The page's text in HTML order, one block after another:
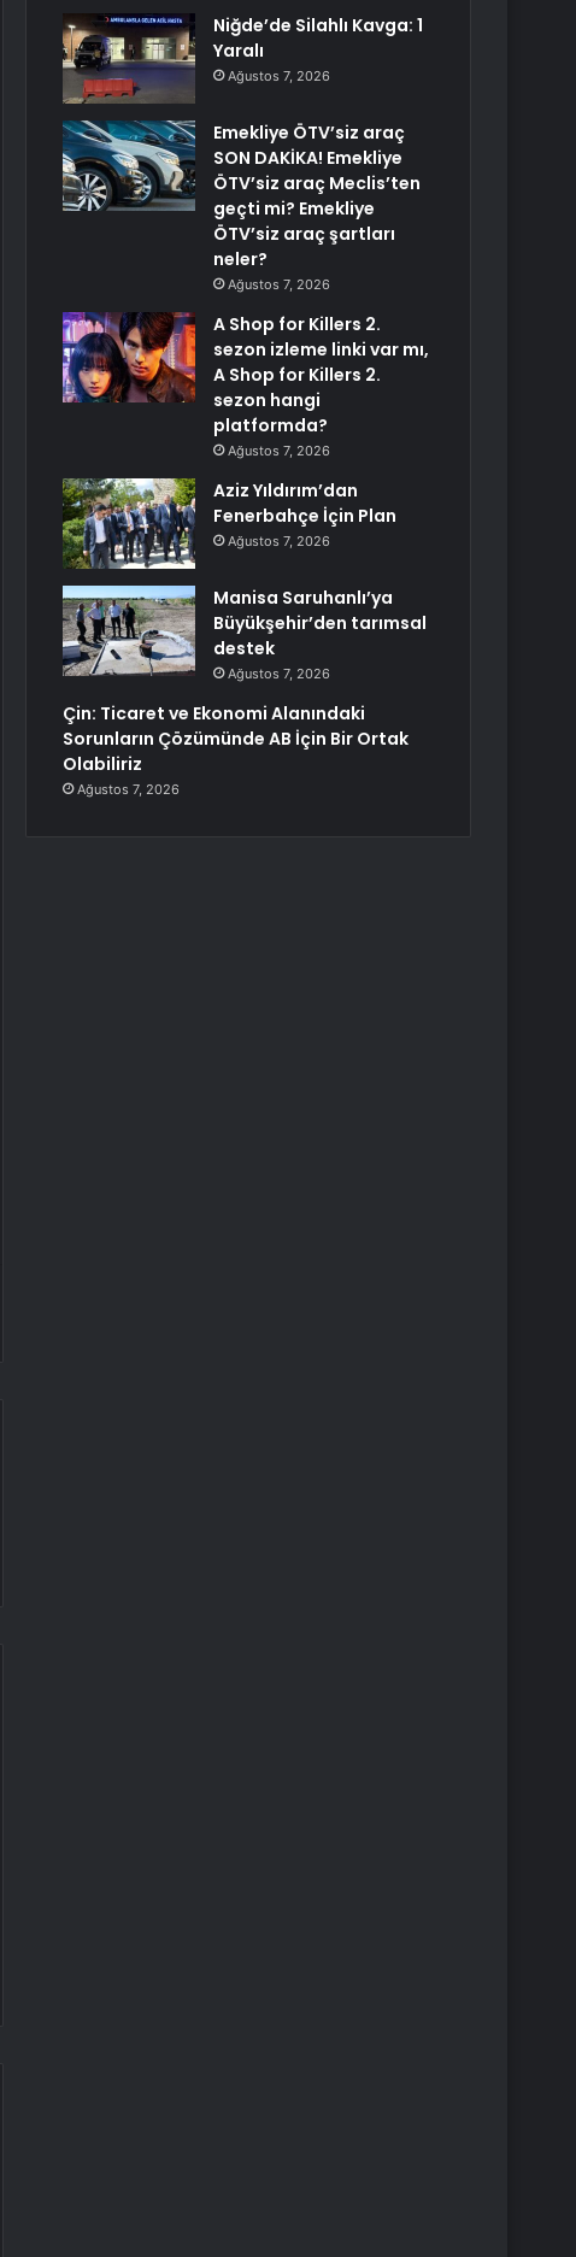
Niğde’de Silahlı Kavga: 1
Yaralı
Ağustos 7, 2026
Emekliye ÖTV’siz araç
SON DAKİKA! Emekliye
ÖTV’siz araç Meclis’ten
geçti mi? Emekliye
ÖTV’siz araç şartları
neler?
Ağustos 7, 2026
A Shop for Killers 2.
sezon izleme linki var mı,
A Shop for Killers 2.
sezon hangi
platformda?
Ağustos 7, 2026
Aziz Yıldırım’dan
Fenerbahçe İçin Plan
Ağustos 7, 2026
Manisa Saruhanlı’ya
Büyükşehir’den tarımsal
destek
Ağustos 7, 2026
Çin: Ticaret ve Ekonomi Alanındaki
Sorunların Çözümünde AB İçin Bir Ortak
Olabiliriz
Ağustos 7, 2026